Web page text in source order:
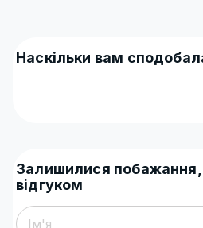
Наскільки вам
Залишилися побажання,
відгуком